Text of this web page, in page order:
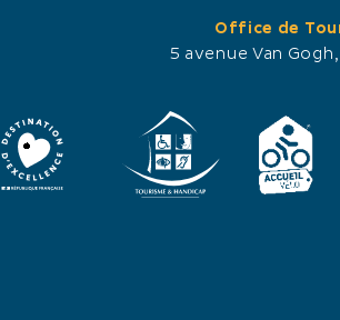
ABERTURAS
Del 01/01 al 31/12.
Office de
5 avenue Van